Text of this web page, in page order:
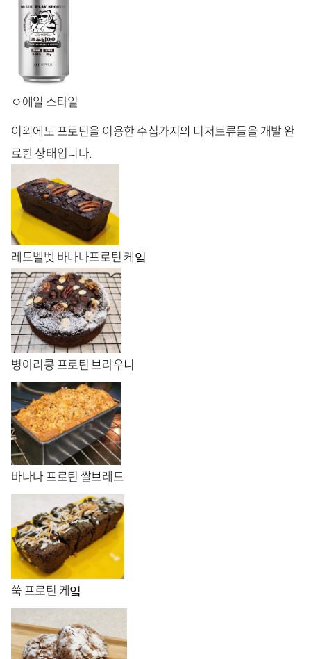
ㅇ에일 스타일
이외에도 프로틴을 이용한 수십가지의 디저트류들을 개발 완
료한 상태입니다.
레드벨벳 바나나프로틴 케잌
병아리콩 프로틴 브라우니
바나나 프로틴 쌀브레드
쑥 프로틴 케잌